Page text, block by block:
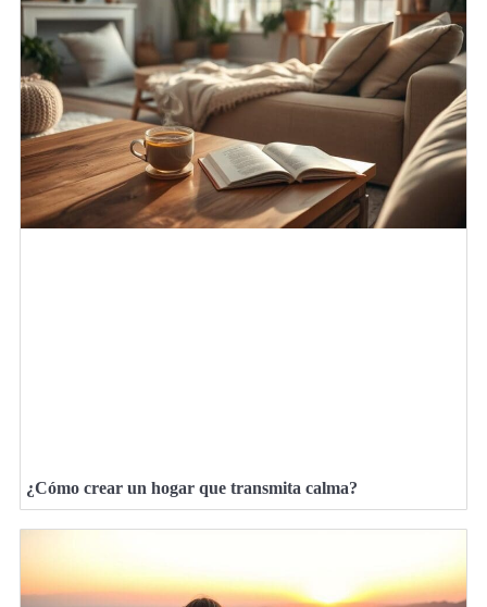
¿Cómo crear un hogar que transmita calma?